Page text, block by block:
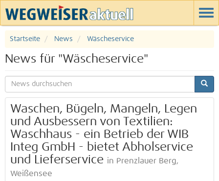
Startseite News Wäscheservice
News für "Wäscheservice"
Waschen, Bügeln, Mangeln, Legen
und Ausbessern von Textilien:
Waschhaus - ein Betrieb der WIB
Integ GmbH - bietet Abholservice
und Lieferservice in Prenzlauer Berg,
Weißensee